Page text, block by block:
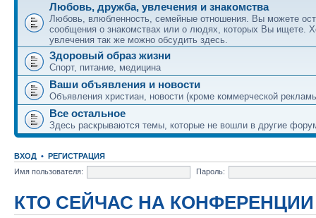
Любовь, дружба, увлечения и знакомства
Любовь, влюбленность, семейные отношения. Вы можете
сообщения о знакомствах или о людях, которых Вы ищете.
увлечения так же можно обсудить здесь.
Здоровый образ жизни
Спорт, питание, медицина
Ваши объявления и новости
Объявления христиан, новости (кроме коммерческой
Все остальное
Здесь раскрываются темы, которые не вошли в другие
ВХОД • РЕГИСТРАЦИЯ
Имя пользователя:
Пароль:
КТО СЕЙЧАС НА КОНФЕРЕНЦИИ